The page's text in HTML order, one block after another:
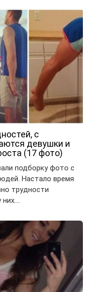
с
девушки и
(17 фото)
подборку фото с
Настало время
трудности